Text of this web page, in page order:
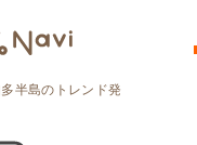
半島のトレンド発